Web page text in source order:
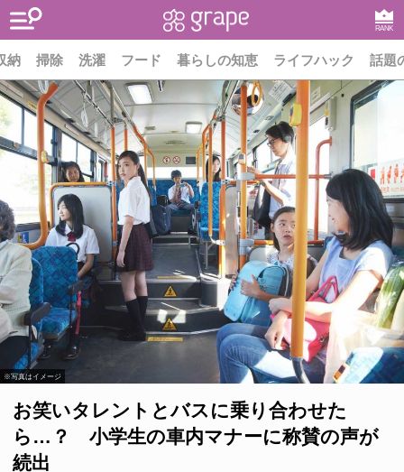
RANK
納 掃除 洗濯 フード 暮らしの知恵 ライフハック 話題
※写真はイメージ
お笑いタレントとバスに乗り合わせた
ら…？ 小学生の車内マナーに称賛の声が
続出